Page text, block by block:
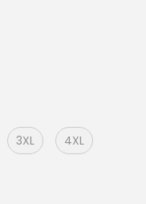
3XL 4XL